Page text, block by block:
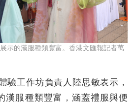
示的漢服種類豐富。香港文匯報記者萬
驗工作坊負責人陸思敏表示，
漢服種類豐富，涵蓋禮服與便